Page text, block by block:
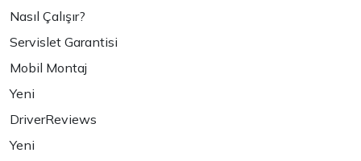
Nasıl Çalışır?
Servislet Garantisi
Mobil Montaj
Yeni
DriverReviews
Yeni